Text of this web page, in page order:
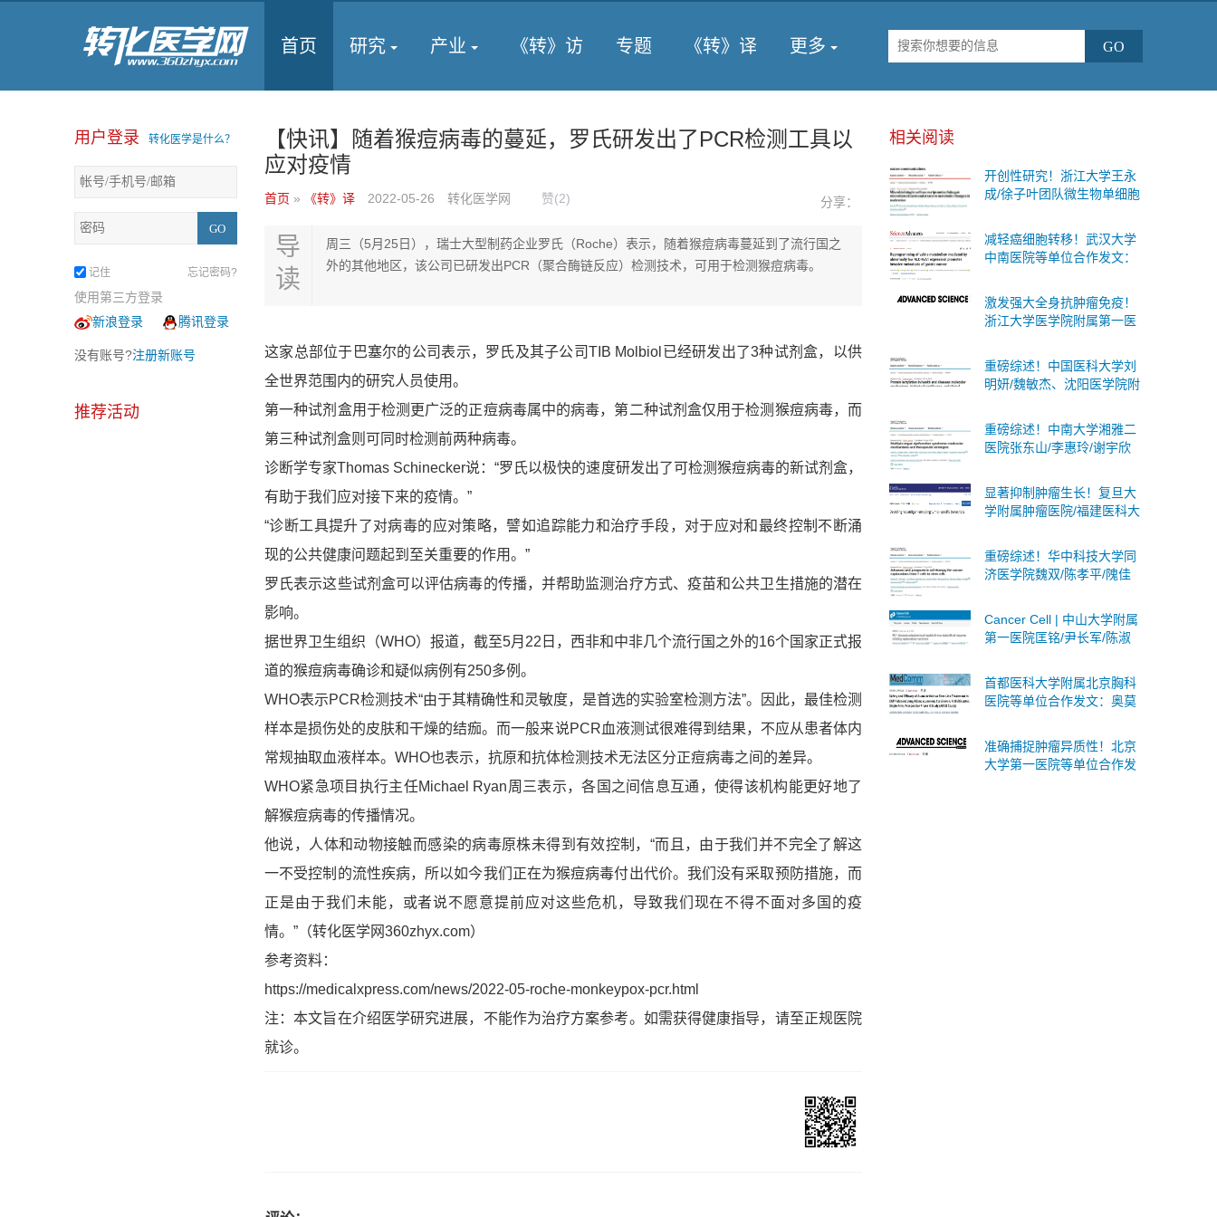
首页 研究 产业 《转》访 专题 《转》译 更多
用户登录 转化医学是什么？
记住 忘记密码?
使用第三方登录
新浪登录
腾讯登录
没有账号?注册新账号
推荐活动
【快讯】随着猴痘病毒的蔓延，罗氏研发出了PCR检测工具以
应对疫情
首页 » 《转》译 2022-05-26 转化医学网 赞(2) 分享：
导
读
周三（5月25日），瑞士大型制药企业罗氏（Roche）表示，随着猴痘病毒蔓延到了流行国之
外的其他地区，该公司已研发出PCR（聚合酶链反应）检测技术，可用于检测猴痘病毒。
这家总部位于巴塞尔的公司表示，罗氏及其子公司TIB Molbiol 已经研发出了3种试剂盒，以供
全世界范围内的研究人员使用。
第一种试剂盒用于检测更广泛的正痘病毒属中的病毒，第二种试剂盒仅用于检测猴痘病毒，而
第三种试剂盒则可同时检测前两种病毒。
诊断学专家Thomas Schinecker说：“罗氏以极快的速度研发出了可检测猴痘病毒的新试剂盒，
有助于我们应对接下来的疫情。”
“诊断工具提升了对病毒的应对策略，譬如追踪能力和治疗手段，对于应对和最终控制不断涌
现的公共健康问题起到至关重要的作用。”
罗氏表示这些试剂盒可以评估病毒的传播，并帮助监测治疗方式、疫苗和公共卫生措施的潜在
影响。
据世界卫生组织（WHO） 报道，截至5月22日，西非和中非几个流行国之外的16个国家正式报
道的猴痘病毒确诊和疑似病例有250多例 。
WHO表示PCR检测技术“由于其精确性和灵敏度，是首选的实验室检测方法”。因此，最佳检测
样本是损伤处的皮肤和干燥的结痂。而一般来说PCR血液测试很难得到结果，不应从患者体内
常规抽取血液样本。WHO也表示， 抗原和抗体检测技术无法区分正痘病毒之间的差异。
WHO紧急项目执行主任Michael Ryan周三表示，各国之间信息互通，使得该机构能更好地了
解猴痘病毒的传播情况。
他说，人体和动物接触而感染的病毒原株未得到有效控制，“而且，由于我们并不完全了解这
一不受控制的流性疾病，所以如今我们正在为猴痘病毒付出代价。我们没有采取预防措施，而
正是由于我们未能，或者说不愿意提前应对这些危机，导致我们现在不得不面对多国的疫
情。”（转化医学网360zhyx.com）
参考资料：
https://medicalxpress.com/news/2022-05-roche-monkeypox-pcr.html
注：本文旨在介绍医学研究进展，不能作为治疗方案参考。如需获得健康指导，请至正规医院
就诊。
相关阅读
开创性研究！浙江大学王永
成/徐子叶团队微生物单细胞
差异”与糖尿病代谢变化的内
在联系
减轻癌细胞转移！武汉大学
中南医院等单位合作发文：
策略
激发强大全身抗肿瘤免疫！
浙江大学医学院附属第一医
疗联合疗法
重磅综述！中国医科大学刘
明妍/魏敏杰、沈阳医学院附
述蛋白质乳酸化：分子机
制、生物学意义及临床意义
重磅综述！中南大学湘雅二
医院张东山/李惠玲/谢宇欣
碍综合征：分子机制与治疗
策略
显著抑制肿瘤生长！复旦大
学附属肿瘤医院/福建医科大
治疗的潜在靶点
重磅综述！华中科技大学同
济医学院魏双/陈孝平/隗佳
从T细胞到干细胞的全面突
破与未来展望
Cancer Cell | 中山大学附属
第一医院匡铭/尹长军/陈淑
激活局部乙肝病毒B细胞应
答
首都医科大学附属北京胸科
医院等单位合作发文：奥莫
的安全性和有效性
准确捕捉肿瘤异质性！北京
大学第一医院等单位合作发